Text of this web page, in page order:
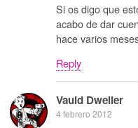
Si os digo que
acabo de dar
hace varios
Reply
Vauld Dweller
4 febrero 2012